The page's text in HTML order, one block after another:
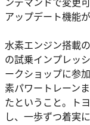
アップデート機能
水素エンジン搭載
の試乗インプレッ
ークショップに参
素パワートレーン
たということ。ト
し、一歩ずつ着実